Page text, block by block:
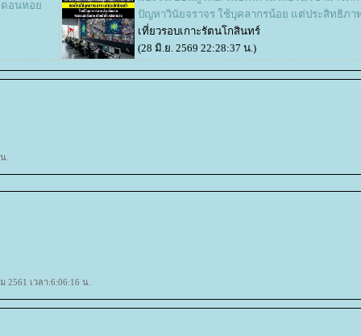
ดอนหอ
ปัญหาวินัยจราจร ใช้บุคลากรน้อย แต่ประสิทธิภา
เที่ยวรอบเกาะรัตนโกสินทร์
(28 มิ.ย. 2569 22:28:37 น.)
.
2561 เวลา:6:06:16 น.